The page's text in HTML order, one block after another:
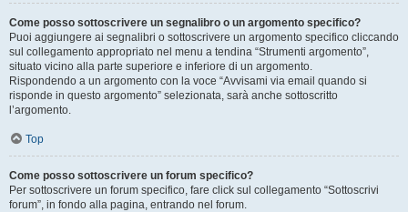
Come posso sottoscrivere un segnalibro o un argomento specifico?
Puoi aggiungere ai segnalibri o sottoscrivere un argomento specifico cliccando
sul collegamento appropriato nel menu a tendina “Strumenti argomento”,
situato vicino alla parte superiore e inferiore di un argomento.
Rispondendo a un argomento con la voce “Avvisami via email quando si
risponde in questo argomento” selezionata, sarà anche sottoscritto
l’argomento.
Top
Come posso sottoscrivere un forum specifico?
Per sottoscrivere un forum specifico, fare click sul collegamento “Sottoscrivi
forum”, in fondo alla pagina, entrando nel forum.